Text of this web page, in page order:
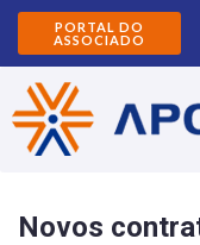
PORTAL DO
ASSOCIADO
Novos